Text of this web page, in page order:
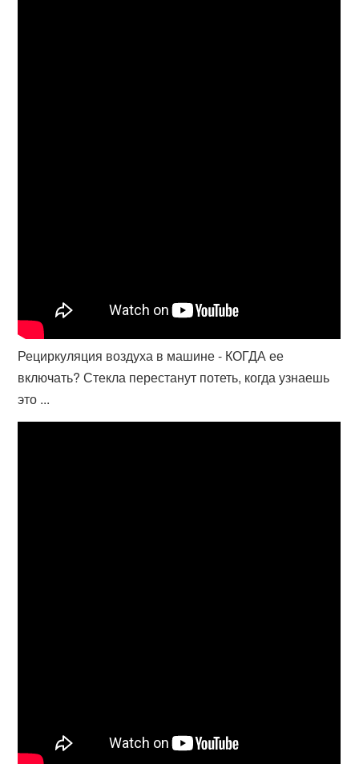
Рециркуляция воздуха в машине - КОГДА ее
включать? Стекла перестанут потеть, когда узнаешь
это ...